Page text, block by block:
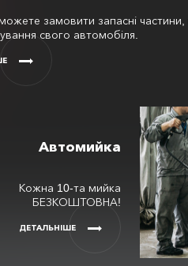
замовити запасні частини,
свого автомобіля.
Автомийка
Кожна 10-та мийка
БЕЗКОШТОВНА!
ДЕТАЛЬНІШЕ